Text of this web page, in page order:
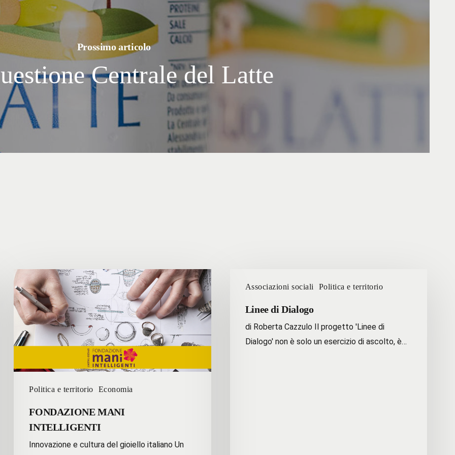
Prossimo articolo
Centrale del Latte
Politica e territorio Economia
FONDAZIONE
MANI
INTELLIGENTI
FONDAZIONE MANI
INTELLIGENTI
Innovazione e cultura del gioiello italiano Un
Associazioni sociali Politica e territorio
DialogoLinee di Dialogo
di Roberta Cazzulo Il progetto 'Linee di
Dialogo' non è solo un esercizio di ascolto, è…